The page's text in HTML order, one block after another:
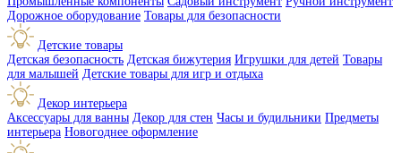
Дорожное оборудование Товары для безопасности
Детские товары
Детская безопасность Детская бижутерия Игрушки для детей Товары
для малышей Детские товары для игр и отдыха
Декор интерьера
Аксессуары для ванны Декор для стен Часы и будильники Предметы
интерьера Новогоднее оформление